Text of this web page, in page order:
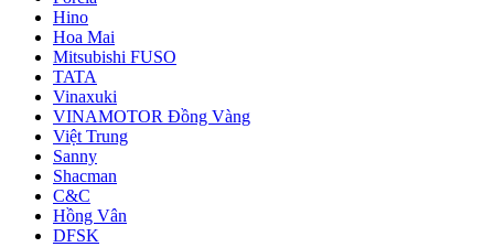
Hino
Hoa Mai
Mitsubishi FUSO
TATA
Vinaxuki
VINAMOTOR Đồng Vàng
Việt Trung
Sanny
Shacman
C&C
Hồng Vân
DFSK